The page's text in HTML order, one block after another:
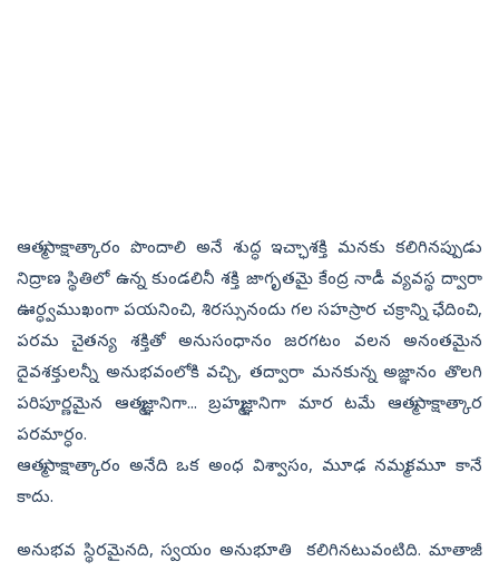
ఆత్మసాక్షాత్కారం పొందాలి అనే శుద్ధ ఇచ్ఛాశక్తి మనకు కలిగినప్పుడు
నిద్రాణ స్థితిలో ఉన్న కుండలినీ శక్తి జాగృతమై కేంద్ర నాడీ వ్యవస్థ ద్వారా
ఊర్ధ్వముఖంగా పయనించి, శిరస్సునందు గల సహస్రార చక్రాన్ని ఛేదించి,
పరమ చైతన్య శక్తితో అనుసంధానం జరగటం వలన అనంతమైన
దైవశక్తులన్నీ అనుభవంలోకి వచ్చి, తద్వారా మనకున్న అజ్ఞానం తొలగి
పరిపూర్ణమైన ఆత్మజ్ఞానిగా... బ్రహ్మజ్ఞానిగా మార టమే ఆత్మసాక్షాత్కార
పరమార్ధం.
ఆత్మసాక్షాత్కారం అనేది ఒక అంధ విశ్వాసం, మూఢ నమ్మకమూ కానే
కాదు.
అనుభవ స్థిరమైనది, స్వయం అనుభూతి కలిగినటువంటిది. మాతాజీ